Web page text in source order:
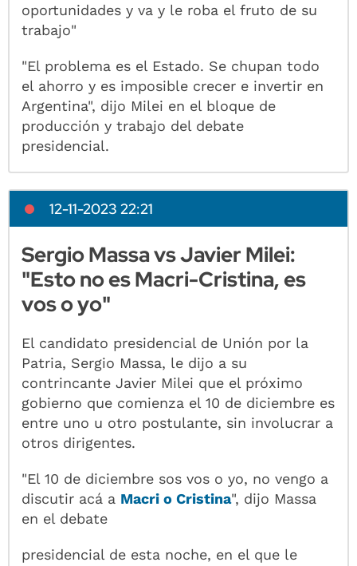
oportunidades y va y le roba el fruto de su
trabajo"
"El problema es el Estado. Se chupan todo
el ahorro y es imposible crecer e invertir en
Argentina", dijo Milei en el bloque de
producción y trabajo del debate
presidencial.
12-11-2023 22:21
Sergio Massa vs Javier Milei:
"Esto no es Macri-Cristina, es
vos o yo"
El candidato presidencial de Unión por la
Patria, Sergio Massa, le dijo a su
contrincante Javier Milei que el próximo
gobierno que comienza el 10 de diciembre es
entre uno u otro postulante, sin involucrar a
otros dirigentes.
"El 10 de diciembre sos vos o yo, no vengo a
discutir acá a Macri o Cristina", dijo Massa
en el debate
presidencial de esta noche, en el que le